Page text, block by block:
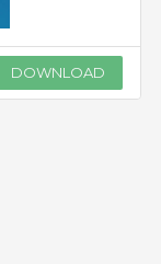
DOWNLOAD